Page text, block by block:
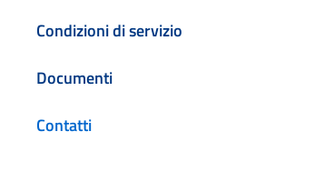
Condizioni di servizio
Documenti
Contatti